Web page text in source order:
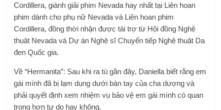
Cordillera, giành giải phim Nevada hay nhất tại Liên hoan
phim dành cho phụ nữ Nevada và Liên hoan phim
Cordillera, đồng thời nhận được tài trợ từ Hội đồng Nghệ
thuật Nevada và Dự án Nghệ sĩ Chuyển tiếp Nghệ thuật Da
đen Quốc gia.
Về “Hermanita”: Sau khi ra tù gần đây, Daniella biết rằng em
gái mình đã bị lạm dụng dưới bàn tay của cha dượng và
phải quyết định xem nhiệm vụ bảo vệ em gái mình có quan
trọng hơn tự do hay không.